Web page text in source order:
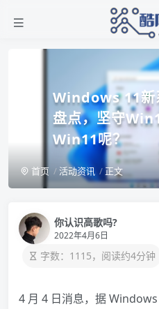
Windows 11新
盘点，坚守
Win11呢？
首页 活动资讯 正文
你认识高歌吗?
2022年4月6日
字数：1115，阅读约4分钟
4 月 4 日消息，据